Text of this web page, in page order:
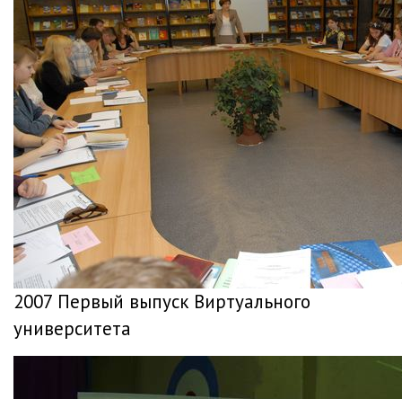
2007 Первый выпуск Виртуального
университета